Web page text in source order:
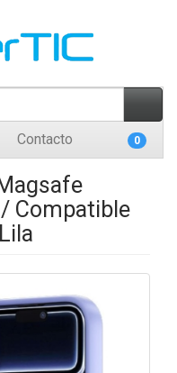
Contacto 0
Compatible